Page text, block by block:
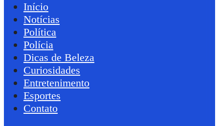
Início
Notícias
Política
Polícia
Dicas de Beleza
Curiosidades
Entretenimento
Esportes
Contato